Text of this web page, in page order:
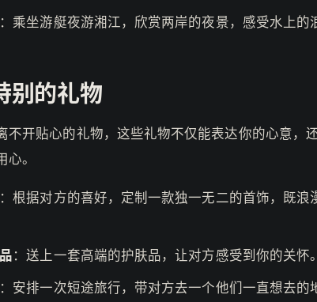
：乘坐游艇夜游湘江，欣赏两岸的夜景，感受水上的
别的礼物
不开贴心的礼物，这些礼物不仅能表达你的心意，
。
：根据对方的喜好，定制一款独一无二的首饰，既浪
：送上一套高端的护肤品，让对方感受到你的关怀。
：安排一次短途旅行，带对方去一个他们一直想去的